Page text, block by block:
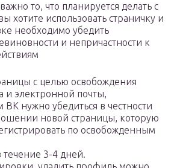
то, что планируется делать с
хотите использовать страничку и
необходимо убедить
и непричастности к
с целью освобождения
и электронной почты,
ВК нужно убедиться в честности
новой страницы, которую
по освобожденным
течение 3-4 дней.